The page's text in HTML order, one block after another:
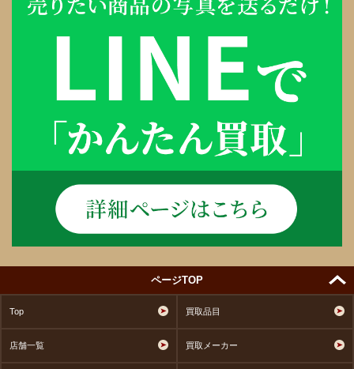
ページTOP
Top 買取品目
店舗一覧 買取メーカー